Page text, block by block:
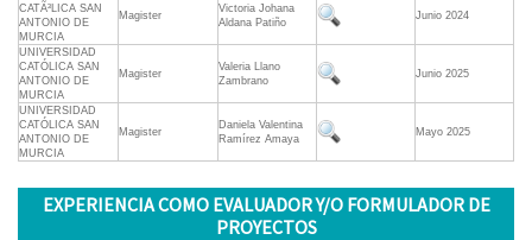
CATÃ³LICA SAN
ANTONIO DE
MURCIA
Magister
Victoria Johana
Aldana Patiño
Junio 2024
UNIVERSIDAD
CATÓLICA SAN
ANTONIO DE
MURCIA
Magister
Valeria Llano
Zambrano
Junio 2025
UNIVERSIDAD
CATÓLICA SAN
ANTONIO DE
MURCIA
Magister
Daniela Valentina
Ramírez Amaya
Mayo 2025
EXPERIENCIA COMO EVALUADOR Y/O FORMULADOR DE
PROYECTOS